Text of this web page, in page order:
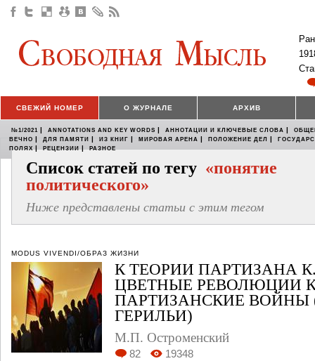
СВЕЖИЙ НОМЕР О ЖУРНАЛЕ АРХИВ
№1/2021 | ANNOTATIONS AND KEY WORDS | АННОТАЦИИ И КЛЮЧЕВЫЕ СЛОВА |
ВЕЧНО | ДЛЯ ПАМЯТИ | ИЗ КНИГ | МИРОВАЯ АРЕНА | ПОЛОЖЕНИЕ ДЕЛ |
ПОЛЯХ | РЕЦЕНЗИИ | РАЗНОЕ
Список статей по тегу «понятие
политического»
Ниже представлены статьи с этим тегом
MODUS VIVENDI/ОБРАЗ ЖИЗНИ
К ТЕОРИИ ПАРТИЗАНА
ЦВЕТНЫЕ РЕВОЛЮЦИИ
ПАРТИЗАНСКИЕ ВОЙНЫ
ГЕРИЛЬИ)
М.П. Остроменский
82 19348